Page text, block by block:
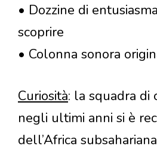
• Dozzine di
scoprire
• Colonna sonora
Curiosità: la squadra di
negli ultimi anni si è
dell’Africa